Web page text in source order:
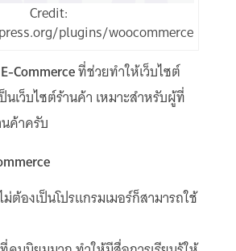
Credit:
plugins/woocommerce
E-Commerceที่ช่วยทำให้เว็บไซต์
นเว็บไซต์ร้านค้า เหมาะสำหรับผู้ที่
ค้าครับ
ม่ต้องเป็นโปรแกรมเมอร์ก็สามารถใช้